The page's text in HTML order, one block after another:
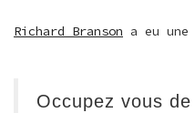
Richard Branson a eu
Occupez vous